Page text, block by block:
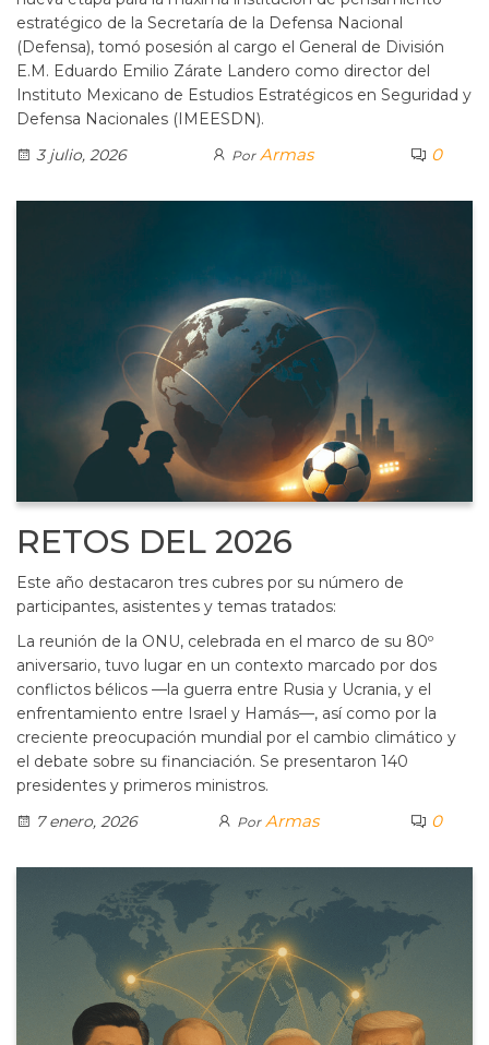
estratégico de la Secretaría de la Defensa Nacional
(Defensa), tomó posesión al cargo el General de División
E.M. Eduardo Emilio Zárate Landero como director del
Instituto Mexicano de Estudios Estratégicos en Seguridad y
Defensa Nacionales (IMEESDN).
3 julio, 2026
Por Armas 0
RETOS DEL 2026
Este año destacaron tres cubres por su número de
participantes, asistentes y temas tratados:
La reunión de la ONU, celebrada en el marco de su 80º
aniversario, tuvo lugar en un contexto marcado por dos
conflictos bélicos —la guerra entre Rusia y Ucrania, y el
enfrentamiento entre Israel y Hamás—, así como por la
creciente preocupación mundial por el cambio climático y
el debate sobre su financiación. Se presentaron 140
presidentes y primeros ministros.
7 enero, 2026
Por Armas 0